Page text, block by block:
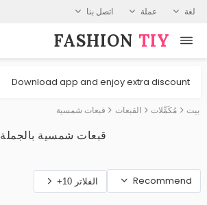
لغة عملة اتصل بنا
FASHION⁠ TIY
Download app and enjoy extra discount
بيت مُكَمِّلات القبعات قبعات شمسية
قبعات شمسية بالجملة
Recommend الفلاتر 10+